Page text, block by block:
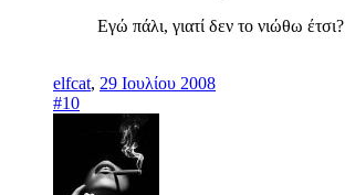
Εγώ πάλι, γιατί δεν το νιώθω έτσι?
elfcat, 29 Ιουλίου 2008
#10